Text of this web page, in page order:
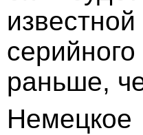
раньше,